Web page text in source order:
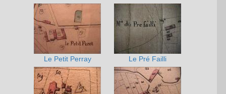
Le Petit Perray Le Pré Failli